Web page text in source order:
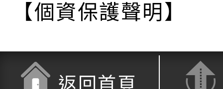
【個資保護聲明】
返回首頁